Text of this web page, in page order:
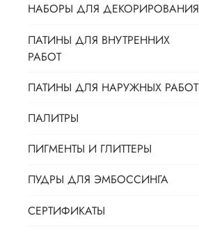
НАБОРЫ ДЛЯ ДЕКОРИРОВАНИЯ
ПАТИНЫ ДЛЯ ВНУТРЕННИХ
РАБОТ
ПАТИНЫ ДЛЯ НАРУЖНЫХ РАБОТ
ПАЛИТРЫ
ПИГМЕНТЫ И ГЛИТТЕРЫ
ПУДРЫ ДЛЯ ЭМБОССИНГА
СЕРТИФИКАТЫ